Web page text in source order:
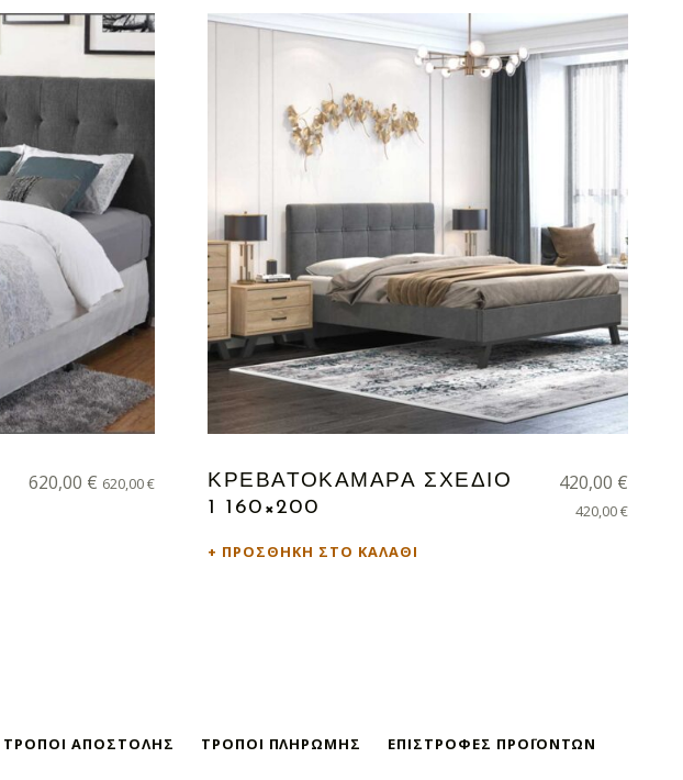
620,00 € 620,00€
ΚΡΕΒΑΤΟΚΑΜΑΡΑ ΣΧΕΔΙΟ
1 160×200
420,00 €
420,00€
ΠΡΟΣΘΉΚΗ ΣΤΟ ΚΑΛΆΘΙ
ΤΡΌΠΟΙ ΑΠΟΣΤΟΛΉΣ ΤΡΌΠΟΙ ΠΛΗΡΩΜΉΣ ΕΠΙΣΤΡΟΦΈΣ ΠΡΟΪΌΝΤΩΝ